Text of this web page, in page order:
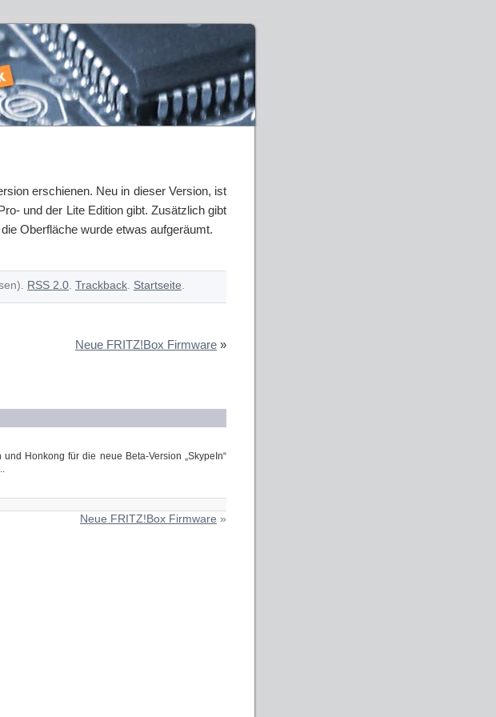
erschienen. Neu in dieser Version, ist
und der Lite Edition gibt. Zusätzlich gibt
Oberfläche wurde etwas aufgeräumt.
RSS 2.0. Trackback. Startseite.
Neue FRITZ!Box Firmware »
Honkong für die neue Beta-Version „SkypeIn“
Neue FRITZ!Box Firmware »